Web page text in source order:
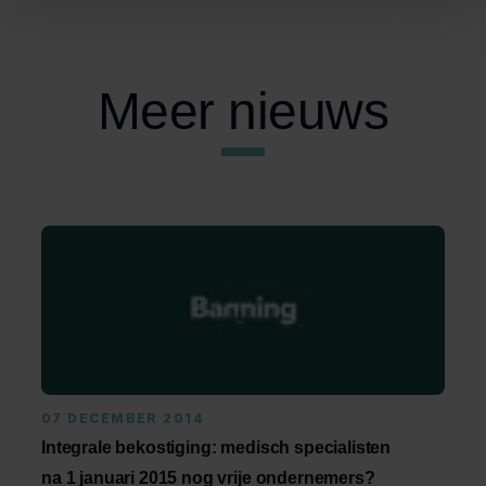
Meer nieuws
07 DECEMBER 2014
Integrale bekostiging: medisch specialisten
na 1 januari 2015 nog vrije ondernemers?